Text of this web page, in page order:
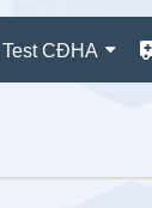
Test CĐHA